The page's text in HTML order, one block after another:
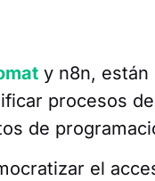
y n8n, están
procesos
de
el